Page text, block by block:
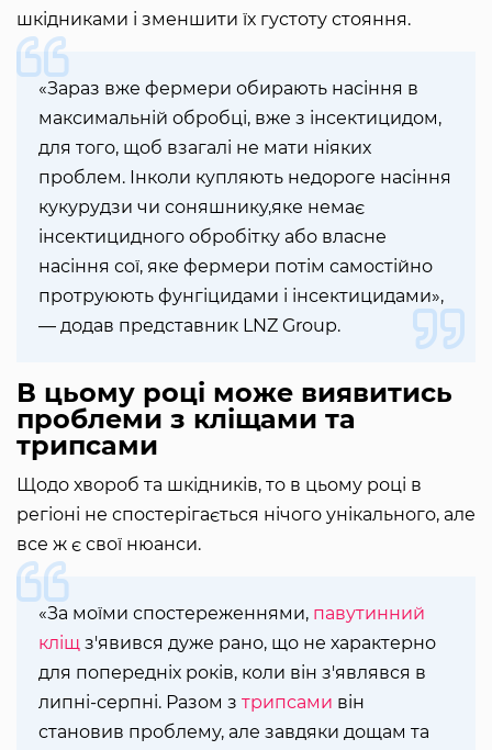
шкідниками і зменшити їх густоту стояння.
«Зараз вже фермери обирають насіння в
максимальній обробці, вже з інсектицидом,
для того, щоб взагалі не мати ніяких
проблем. Інколи купляють недороге насіння
кукурудзи чи соняшнику,яке немає
інсектицидного обробітку або власне
насіння сої, яке фермери потім самостійно
протруюють фунгіцидами і інсектицидами»,
— додав представник LNZ Group.
В цьому році може виявитись
проблеми з кліщами та
трипсами
Щодо хвороб та шкідників, то в цьому році в
регіоні не спостерігається нічого унікального, але
все ж є свої нюанси.
«За моїми спостереженнями, павутинний
кліщ з'явився дуже рано, що не характерно
для попередніх років, коли він з'являвся в
липні-серпні. Разом з трипсами він
становив проблему, але завдяки дощам та